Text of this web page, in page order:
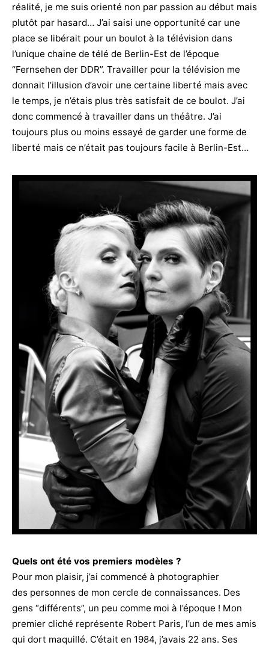
réalité, je me suis orienté non par passion au début mais
plutôt par hasard… J’ai saisi une opportunité car une
place se libérait pour un boulot à la télévision dans
l’unique chaine de télé de Berlin-Est de l’époque
“Fernsehen der DDR”. Travailler pour la télévision me
donnait l’illusion d’avoir une certaine liberté mais avec
le temps, je n’étais plus très satisfait de ce boulot. J’ai
donc commencé à travailler dans un théâtre. J’ai
toujours plus ou moins essayé de garder une forme de
liberté mais ce n’était pas toujours facile à Berlin-Est…
Quels ont été vos premiers modèles ?
Pour mon plaisir, j’ai commencé à photographier
des personnes de mon cercle de connaissances. Des
gens “différents”, un peu comme moi à l’époque ! Mon
premier cliché représente Robert Paris, l’un de mes amis
qui dort maquillé. C’était en 1984, j’avais 22 ans. Ses